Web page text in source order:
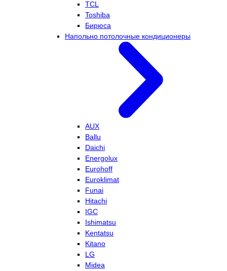
TCL
Toshiba
Бирюса
Напольно потолочные кондиционеры
AUX
Ballu
Daichi
Energolux
Eurohoff
Euroklimat
Funai
Hitachi
IGC
Ishimatsu
Kentatsu
Kitano
LG
Midea